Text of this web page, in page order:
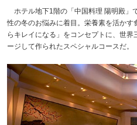
ホテル地下1階の「中国料理 陽明殿」
性の冬のお悩みに着目。栄養素を活か
らキレイになる」をコンセプトに、世
ージして作られたスペシャルコースだ。